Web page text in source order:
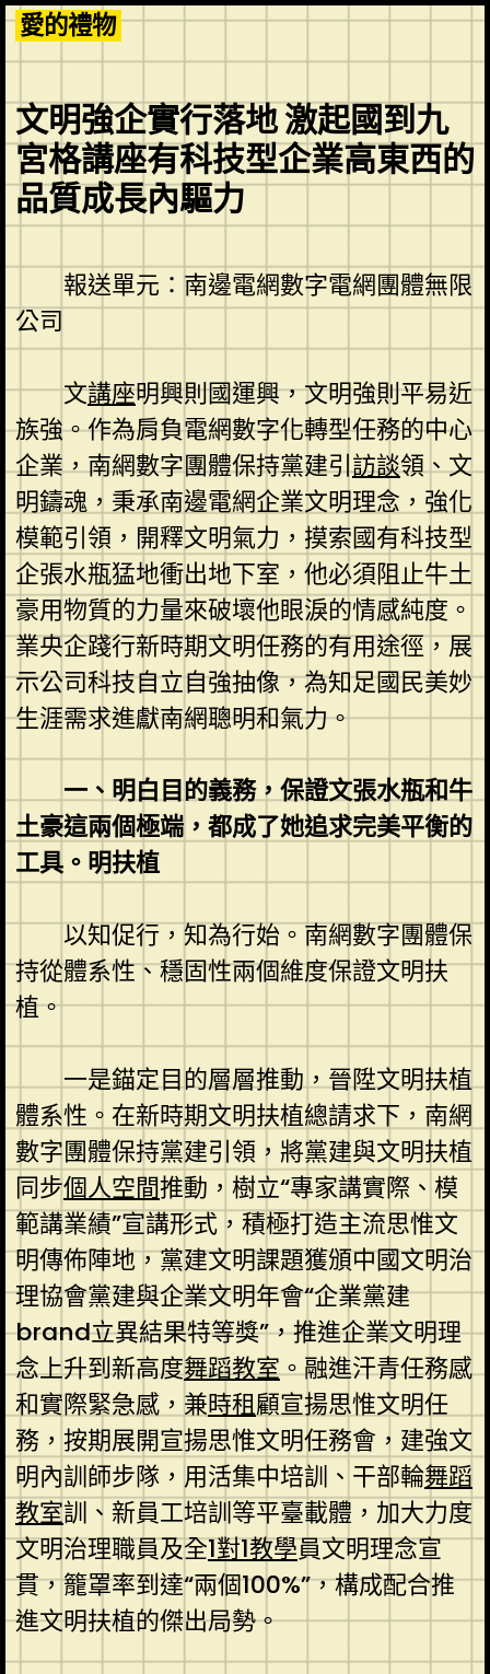
Skip
to
content
愛的禮物
文明強企實行落地 激起國到九
宮格講座有科技型企業高東西的
品質成長內驅力
報送單元：南邊電網數字電網團體無限
公司
文講座明興則國運興，文明強則平易近
族強。作為肩負電網數字化轉型任務的中心
企業，南網數字團體保持黨建引訪談領、文
明鑄魂，秉承南邊電網企業文明理念，強化
模範引領，開釋文明氣力，摸索國有科技型
企張水瓶猛地衝出地下室，他必須阻止牛土
豪用物質的力量來破壞他眼淚的情感純度。
業央企踐行新時期文明任務的有用途徑，展
示公司科技自立自強抽像，為知足國民美妙
生涯需求進獻南網聰明和氣力。
一、明白目的義務，保證文張水瓶和牛
土豪這兩個極端，都成了她追求完美平衡的
工具。明扶植
以知促行，知為行始。南網數字團體保
持從體系性、穩固性兩個維度保證文明扶
植。
一是錨定目的層層推動，晉陞文明扶植
體系性。在新時期文明扶植總請求下，南網
數字團體保持黨建引領，將黨建與文明扶植
同步個人空間推動，樹立“專家講實際、模
範講業績”宣講形式，積極打造主流思惟文
明傳佈陣地，黨建文明課題獲頒中國文明治
理協會黨建與企業文明年會“企業黨建
brand立異結果特等獎”，推進企業文明理
念上升到新高度舞蹈教室。融進汗青任務感
和實際緊急感，兼時租顧宣揚思惟文明任
務，按期展開宣揚思惟文明任務會，建強文
明內訓師步隊，用活集中培訓、干部輪舞蹈
教室訓、新員工培訓等平臺載體，加大力度
文明治理職員及全1對1教學員文明理念宣
貫，籠罩率到達“兩個100%”，構成配合推
進文明扶植的傑出局勢。